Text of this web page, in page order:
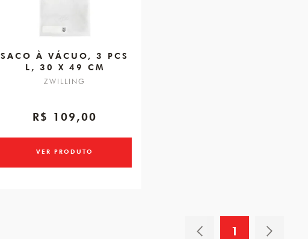
SACO À VÁCUO, 3 PCS
L, 30 X 49 CM
ZWILLING
R$ 109,00
VER PRODUTO
1